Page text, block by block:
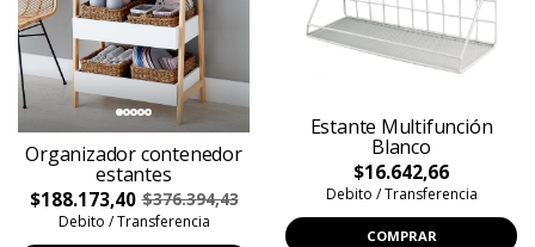
Organizador contenedor
estantes
$188.173,40 $376.394,43
Debito / Transferencia
Estante Multifunción
Blanco
$16.642,66
Debito / Transferencia
COMPRAR